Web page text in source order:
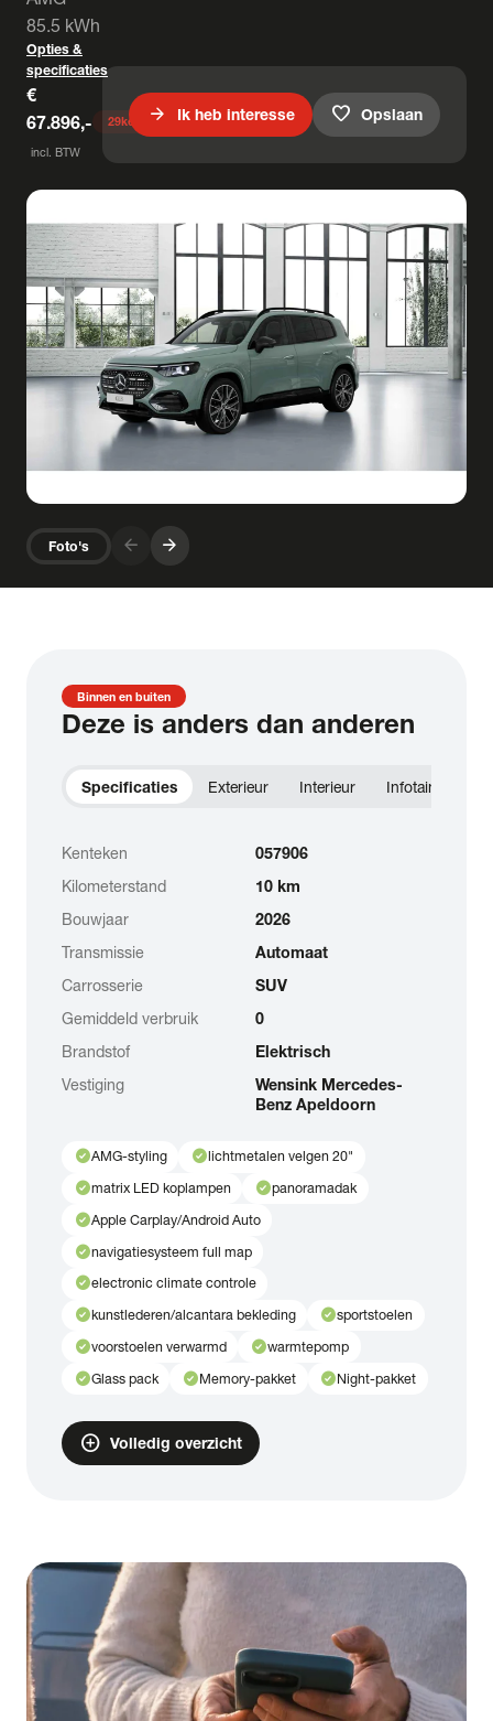
85.5 kWh
Opties &
specificaties
€
67.896,-
incl. BTW
29keer bekeken
arrow_forward Ik heb interesse favorite Opslaan
Foto's arrow_forward arrow_forward
Binnen en buiten
Deze is anders dan anderen
Specificaties Exterieur Interieur Infotainment
Kenteken
057906
Kilometerstand
10 km
Bouwjaar
2026
Transmissie
Automaat
Carrosserie
SUV
Gemiddeld verbruik
0
Brandstof
Elektrisch
Vestiging
Wensink Mercedes-
Benz Apeldoorn
check_circleAMG-styling check_circlelichtmetalen velgen 20"
check_circlematrix LED koplampen check_circlepanoramadak
check_circleApple Carplay/Android Auto
check_circlenavigatiesysteem full map
check_circleelectronic climate controle
check_circlekunstlederen/alcantara bekleding check_circlesportstoelen
check_circlevoorstoelen verwarmd check_circlewarmtepomp
check_circleGlass pack check_circleMemory-pakket check_circleNight-pakket
add_circle Volledig overzicht